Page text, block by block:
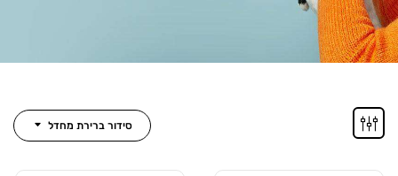
סידור ברירת מחדל